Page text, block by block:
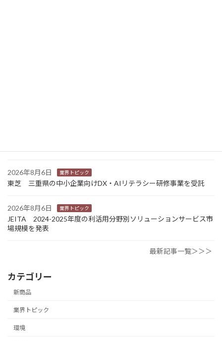
2026年8月6日 業界トピック
東芝 三重県の中小企業向けDX・AIリテラシー研修事業を受託
2026年8月6日 業界トピック
JEITA 2024-2025年度の利活用分野別ソリューションサービス市
場規模を発表
最新記事一覧＞＞＞
カテゴリー
新商品
業界トピック
環境